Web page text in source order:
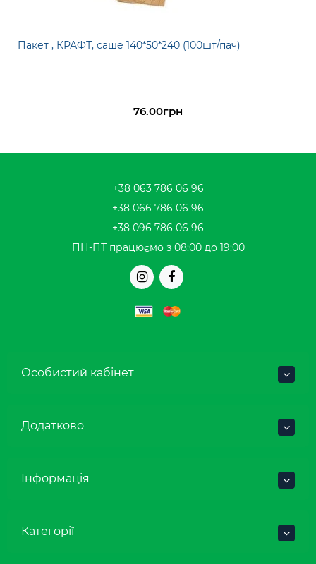
Пакет , КРАФТ, саше 140*50*240 (100шт/пач)
76.00грн
+38 063 786 06 96
+38 066 786 06 96
+38 096 786 06 96
ПН-ПТ працюємо з 08:00 до 19:00
Особистий кабінет
Додатково
Інформація
Категорії